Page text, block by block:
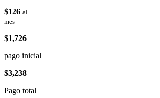
$126 al
mes
$1,726
pago inicial
$3,238
Pago total